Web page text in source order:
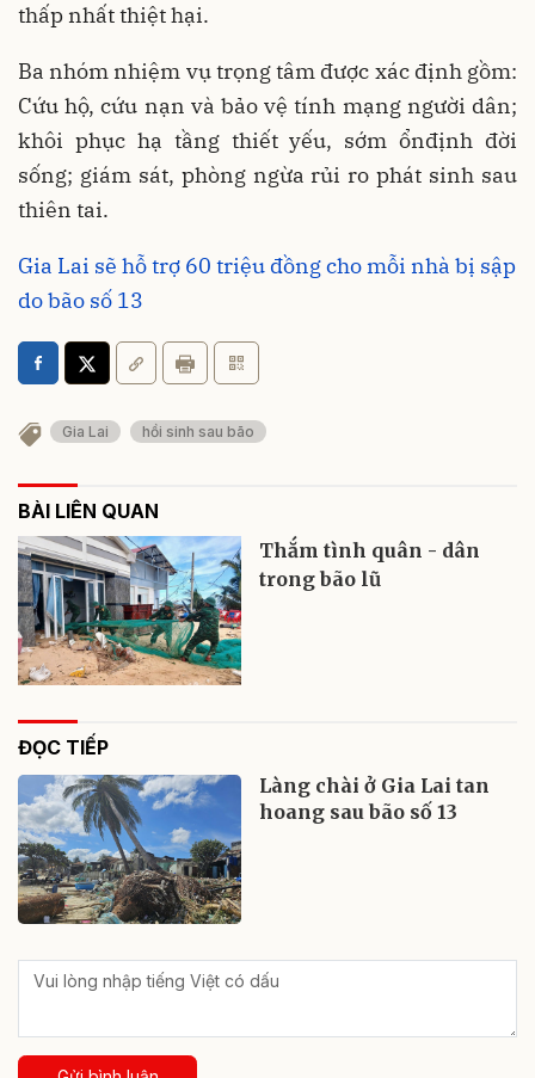
thấp nhất thiệt hại.
Ba nhóm nhiệm vụ trọng tâm được xác định gồm:
Cứu hộ, cứu nạn và bảo vệ tính mạng người dân;
khôi phục hạ tầng thiết yếu, sớm ổnđịnh đời
sống; giám sát, phòng ngừa rủi ro phát sinh sau
thiên tai.
Gia Lai sẽ hỗ trợ 60 triệu đồng cho mỗi nhà bị sập
do bão số 13
Gia Lai hồi sinh sau bão
BÀI LIÊN QUAN
Thắm tình quân - dân
trong bão lũ
ĐỌC TIẾP
Làng chài ở Gia Lai tan
hoang sau bão số 13